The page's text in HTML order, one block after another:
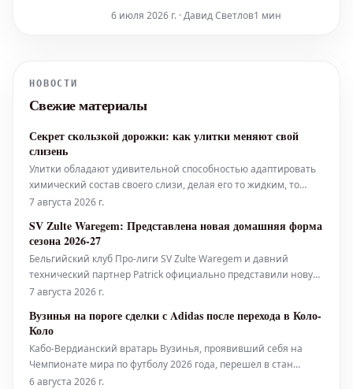
"Ювентуса", имя Браима Диаса по-
6 июля 2026 г. · Давид Светлов1 мин
НОВОСТИ
Свежие материалы
Секрет скользкой дорожки: как улитки меняют свой
слизень
Улитки обладают удивительной способностью адаптировать
химический состав своего слизи, делая его то жидким, то
твердым, то липким – в зависимости от ситуации.
7 августа 2026 г.
SV Zulte Waregem: Представлена новая домашняя форма
сезона 2026-27
Бельгийский клуб Про-лиги SV Zulte Waregem и давний
технический партнер Patrick официально представили новую
домашнюю форму на сезон 2026-27.
7 августа 2026 г.
Вузинья на пороге сделки с Adidas после перехода в Коло-
Коло
Кабо-Вердианский вратарь Вузинья, проявивший себя на
Чемпионате мира по футболу 2026 года, перешел в стан
чилийских чемпионов, клуба Коло-Коло. Этот трансфер, по
6 августа 2026 г.